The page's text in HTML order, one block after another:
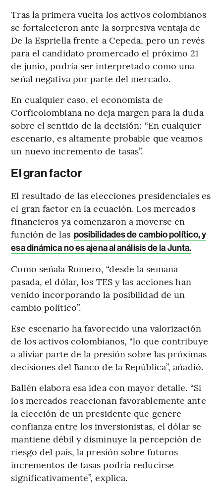
Tras la primera vuelta los activos colombianos
se fortalecieron ante la sorpresiva ventaja de
De la Espriella frente a Cepeda, pero un revés
para el candidato promercado el próximo 21
de junio, podría ser interpretado como una
señal negativa por parte del mercado.
En cualquier caso, el economista de
Corficolombiana no deja margen para la duda
sobre el sentido de la decisión: “En cualquier
escenario, es altamente probable que veamos
un nuevo incremento de tasas”.
El gran factor
El resultado de las elecciones presidenciales es
el gran factor en la ecuación. Los mercados
financieros ya comenzaron a moverse en
función de las posibilidades de cambio político, y
esa dinámica no es ajena al análisis de la Junta.
Como señala Romero, “desde la semana
pasada, el dólar, los TES y las acciones han
venido incorporando la posibilidad de un
cambio político”.
Ese escenario ha favorecido una valorización
de los activos colombianos, “lo que contribuye
a aliviar parte de la presión sobre las próximas
decisiones del Banco de la República”, añadió.
Ballén elabora esa idea con mayor detalle. “Si
los mercados reaccionan favorablemente ante
la elección de un presidente que genere
confianza entre los inversionistas, el dólar se
mantiene débil y disminuye la percepción de
riesgo del país, la presión sobre futuros
incrementos de tasas podría reducirse
significativamente”, explica.